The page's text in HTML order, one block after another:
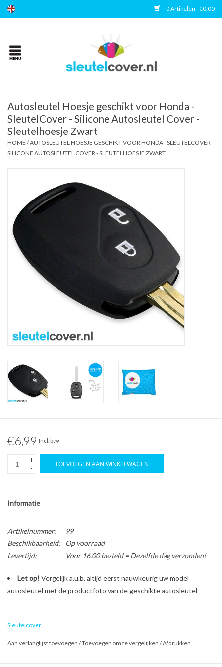
0 Artikelen - €0,00
Home
Accessoires
Veelgestelde vragen
Autosleutel Hoesje geschikt voor Honda -
SleutelCover - Silicone Autosleutel Cover -
Sleutelhoesje Zwart
HOME /AUTOSLEUTEL HOESJE GESCHIKT VOOR HONDA - SLEUTELCOVER -
SILICONE AUTOSLEUTEL COVER - SLEUTELHOESJE ZWART
€6,99 Incl. btw
+
-
TOEVOEGEN AAN WINKELWAGEN
Informatie
Artikelnummer:
99
Beschikbaarheid:
Op voorraad
Levertijd:
Voor 16.00 besteld = Dezelfde dag verzonden!
Let op! Vergelijk a.u.b. altijd eerst nauwkeurig uw model
autosleutel met de productfoto van de geschikte autosleutel
Sleutelcover
Aan verlanglijst toevoegen /Toevoegen om te vergelijken /Afdrukken